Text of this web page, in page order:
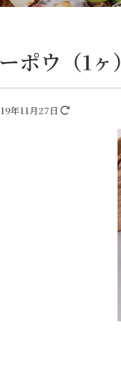
ポウ（1ヶ）
年11月27日